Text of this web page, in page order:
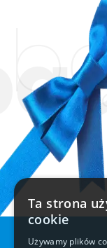
Ta strona
cookie
Używamy plików